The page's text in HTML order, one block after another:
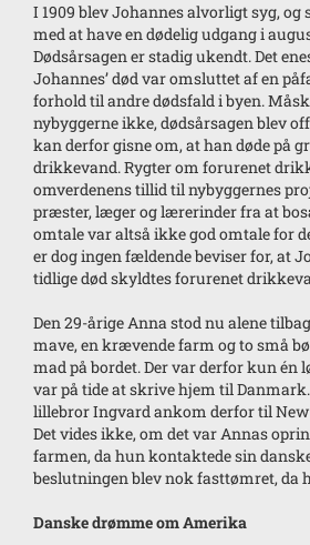
I 1909 blev Johannes alvorligt syg, og
med at have en dødelig udgang i
Dødsårsagen er stadig ukendt. Det
Johannes’ død var omsluttet af en
forhold til andre dødsfald i byen.
nybyggerne ikke, dødsårsagen blev
kan derfor gisne om, at han døde på
drikkevand. Rygter om forurenet
omverdenens tillid til nybyggernes
præster, læger og lærerinder fra at
omtale var altså ikke god omtale for
er dog ingen fældende beviser for, at
tidlige død skyldtes forurenet
Den 29-årige Anna stod nu alene
mave, en krævende farm og to små
mad på bordet. Der var derfor kun én
var på tide at skrive hjem til
lillebror Ingvard ankom derfor til New
Det vides ikke, om det var Annas
farmen, da hun kontaktede sin
beslutningen blev nok fasttømret, da
Danske drømme om Amerika